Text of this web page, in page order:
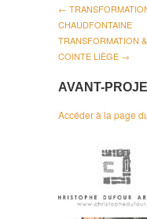
←
CHAUDFONTAINE
TRANSFORMATION
COINTE LIÈGE →
AVANT-
Accéder à la page